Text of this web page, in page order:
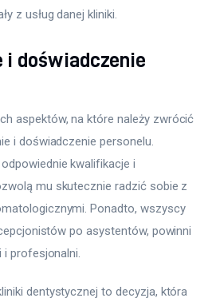
z usług danej kliniki.
i doświadczenie
aspektów, na które należy zwrócić
i doświadczenie personelu.
kwalifikacje i
mu skutecznie radzić sobie z
Ponadto, wszyscy
po asystentów, powinni
i profesjonalni.
dentystycznej to decyzja, która